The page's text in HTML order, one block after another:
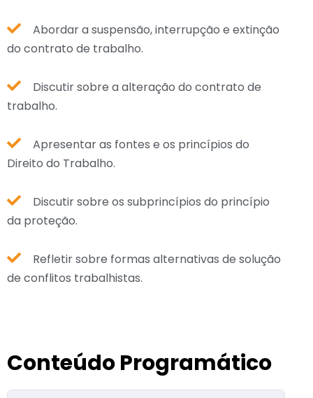
Abordar a suspensão, interrupção e extinção
do contrato de trabalho.
Discutir sobre a alteração do contrato de
trabalho.
Apresentar as fontes e os princípios do
Direito do Trabalho.
Discutir sobre os subprincípios do princípio
da proteção.
Refletir sobre formas alternativas de solução
de conflitos trabalhistas.
Conteúdo Programático